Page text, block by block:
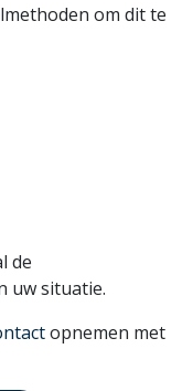
om dit te
de
uw situatie.
opnemen met